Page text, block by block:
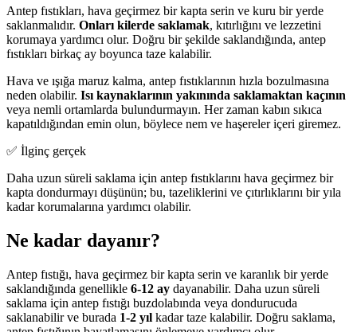
Antep fıstıkları, hava geçirmez bir kapta serin ve kuru bir yerde
saklanmalıdır. Onları kilerde saklamak, kıtırlığını ve lezzetini
korumaya yardımcı olur. Doğru bir şekilde saklandığında, antep
fıstıkları birkaç ay boyunca taze kalabilir.
Hava ve ışığa maruz kalma, antep fıstıklarının hızla bozulmasına
neden olabilir. Isı kaynaklarının yakınında saklamaktan kaçının
veya nemli ortamlarda bulundurmayın. Her zaman kabın sıkıca
kapatıldığından emin olun, böylece nem ve haşereler içeri giremez.
✅ İlginç gerçek
Daha uzun süreli saklama için antep fıstıklarını hava geçirmez bir
kapta dondurmayı düşünün; bu, tazeliklerini ve çıtırlıklarını bir yıla
kadar korumalarına yardımcı olabilir.
Ne kadar dayanır?
Antep fıstığı, hava geçirmez bir kapta serin ve karanlık bir yerde
saklandığında genellikle 6-12 ay dayanabilir. Daha uzun süreli
saklama için antep fıstığı buzdolabında veya dondurucuda
saklanabilir ve burada 1-2 yıl kadar taze kalabilir. Doğru saklama,